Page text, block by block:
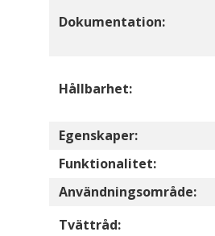
Dokumentation:
Hållbarhet:
Egenskaper:
Funktionalitet:
Användningsområde:
Tvättråd: